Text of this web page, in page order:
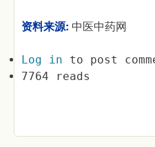
资料来源: 中医中药网
Log in to post
7764 reads